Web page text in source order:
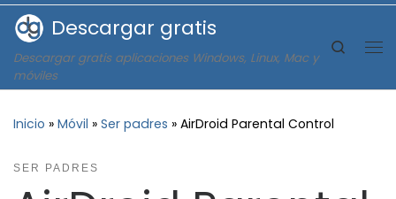
Saltar al contenido
Descargar gratis
Descargar gratis aplicaciones Windows, Linux, Mac y
móviles
Search
Inicio » Móvil » Ser padres » AirDroid Parental Control
SER PADRES